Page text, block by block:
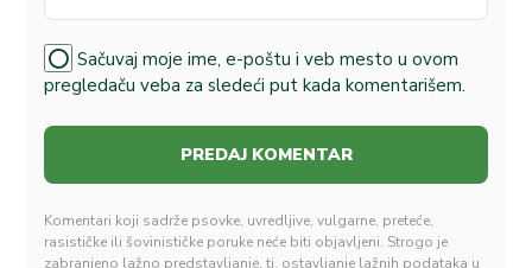
Sačuvaj moje ime, e-poštu i veb mesto u ovom
pregledaču veba za sledeći put kada komentarišem.
Komentari koji sadrže psovke, uvredljive, vulgarne, preteće,
rasističke ili šovinističke poruke neće biti objavljeni. Strogo je
zabranjeno lažno predstavljanje, tj. ostavljanje lažnih podataka u